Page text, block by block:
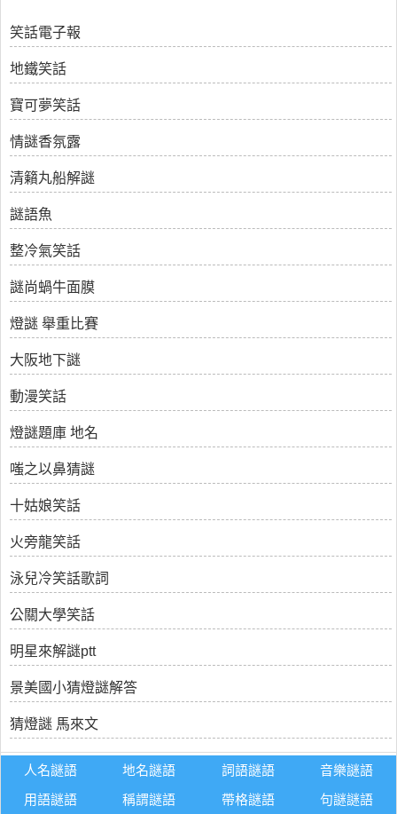
笑話電子報
地鐵笑話
寶可夢笑話
情謎香氛露
清籟丸船解謎
謎語魚
整冷氣笑話
謎尚蝸牛面膜
燈謎 舉重比賽
大阪地下謎
動漫笑話
燈謎題庫 地名
嗤之以鼻猜謎
十姑娘笑話
火旁龍笑話
泳兒冷笑話歌詞
公關大學笑話
明星來解謎ptt
景美國小猜燈謎解答
猜燈謎 馬來文
人名謎語 地名謎語 詞語謎語
音樂謎語
用語謎語
稱謂謎語 帶格謎語 句謎謎語